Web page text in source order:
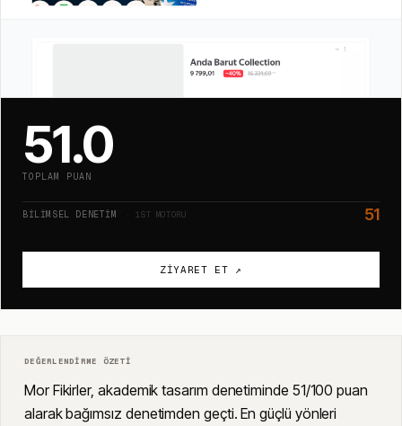
51.0
TOPLAM PUAN
BILIMSEL DENETIM · 1ST MOTORU 51
ZIYARET ET ↗
DEĞERLENDIRME ÖZETI
Mor Fikirler, akademik tasarım denetiminde 51/100 puan
alarak bağımsız denetimden geçti. En güçlü yönleri